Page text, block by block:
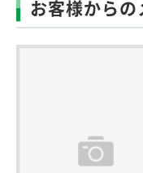
お客様から